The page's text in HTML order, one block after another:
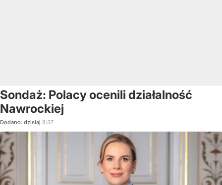
Sondaż: Polacy ocenili działalność
Nawrockiej
Dodano: dzisiaj 8:37